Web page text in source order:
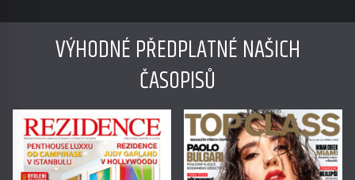
VÝHODNÉ PŘEDPLATNÉ NAŠICH
ČASOPISŮ